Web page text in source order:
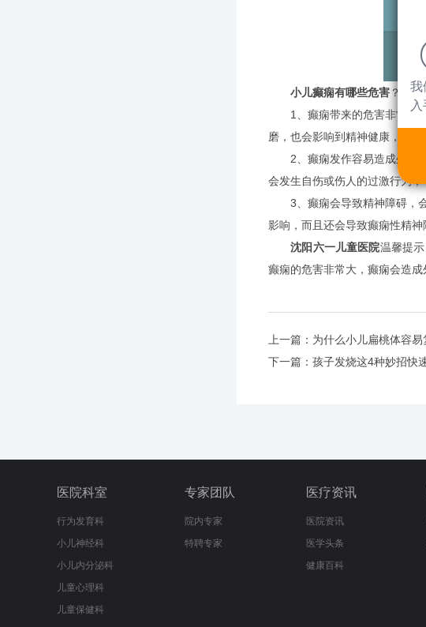
小儿癫痫有哪些危害 ？
1、癫痫带来的危害非常大，
磨，也会影响到精神健康，癫
2、癫痫发作容易造成外伤，
会发生自伤或伤人的过激行为
3、癫痫会导致精神障碍，会
影响，而且还会导致癫痫性精神
沈阳六一儿童医院温馨提
癫痫的危害非常大，癫痫会造
上一篇： 为什么小儿扁桃体容易
下一篇： 孩子发烧这4种妙招快
医院科室
行为发育科
小儿神经科
小儿内分泌科
儿童心理科
儿童保健科
专家团队
院内专家
特聘专家
医疗资讯
医院资讯
医学头条
健康百科
我